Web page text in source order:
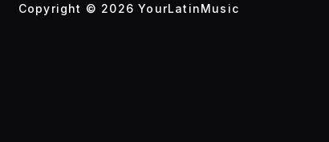
Copyright © 2026 YourLatinMusic